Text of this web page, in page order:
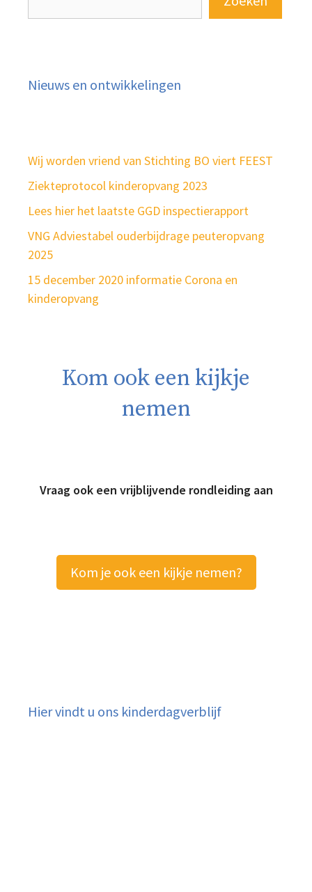
Nieuws en ontwikkelingen
Wij worden vriend van Stichting BO viert FEEST
Ziekteprotocol kinderopvang 2023
Lees hier het laatste GGD inspectierapport
VNG Adviestabel ouderbijdrage peuteropvang
2025
15 december 2020 informatie Corona en
kinderopvang
Kom ook een kijkje
nemen
Vraag ook een vrijblijvende rondleiding aan
Kom je ook een kijkje nemen?
Hier vindt u ons kinderdagverblijf